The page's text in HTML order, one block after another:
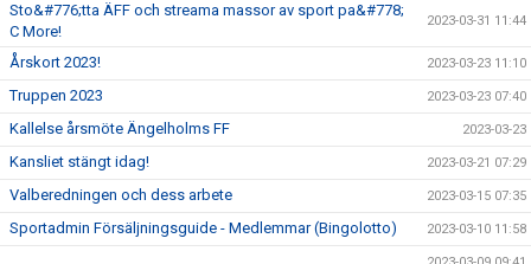
Sto&#776;tta ÄFF och streama massor av sport pa&#778;
C More!
2023-03-31 11:44
Årskort 2023! 2023-03-23 11:10
Truppen 2023 2023-03-23 07:40
Kallelse årsmöte Ängelholms FF 2023-03-23
Kansliet stängt idag! 2023-03-21 07:29
Valberedningen och dess arbete 2023-03-15 07:35
Sportadmin Försäljningsguide - Medlemmar (Bingolotto) 2023-03-10 11:58